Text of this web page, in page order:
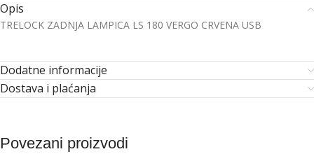
Opis
TRELOCK ZADNJA LAMPICA LS 180 VERGO CRVENA USB
Dodatne informacije
Dostava i plaćanja
Povezani proizvodi